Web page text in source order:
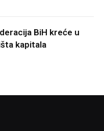
BiH kreće u
kapitala